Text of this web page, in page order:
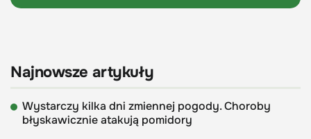
Najnowsze artykuły
Wystarczy kilka dni zmiennej pogody. Choroby
błyskawicznie atakują pomidory